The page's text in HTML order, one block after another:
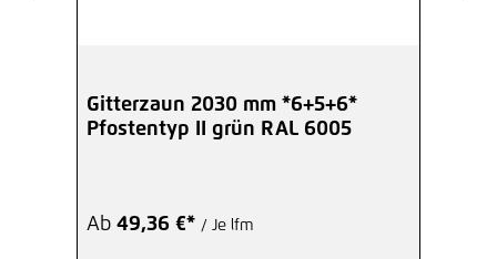
Gitterzaun 2030 mm *6+5+6*
Pfostentyp II grün RAL 6005
Ab 49,36 €* / Je lfm